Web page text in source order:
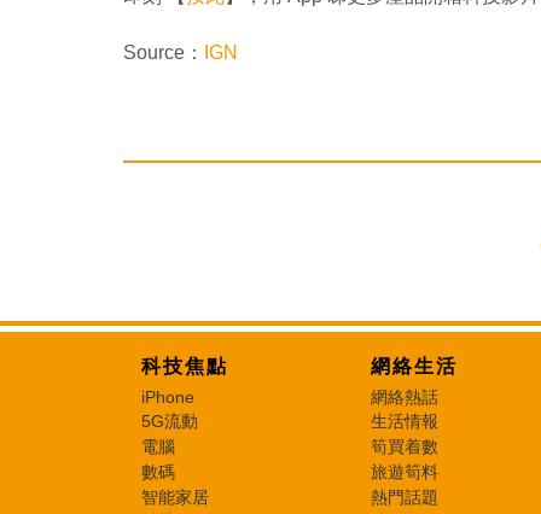
Source： IGN
科技焦點
iPhone
5G流動
電腦
數碼
智能家居
網絡生活
網絡熱話
生活情報
筍買着數
旅遊筍料
熱門話題